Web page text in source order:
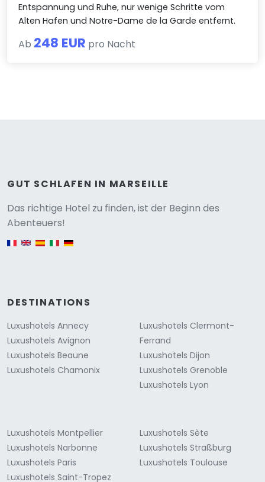
Entspannung und Ruhe, nur wenige Schritte vom
Alten Hafen und Notre-Dame de la Garde entfernt.
Ab 248 EUR pro Nacht
GUT SCHLAFEN IN MARSEILLE
Das richtige Hotel zu finden, ist der Beginn des
Abenteuers!
DESTINATIONS
Luxushotels Annecy
Luxushotels Avignon
Luxushotels Beaune
Luxushotels Chamonix
Luxushotels Clermont-
Ferrand
Luxushotels Dijon
Luxushotels Grenoble
Luxushotels Lyon
Luxushotels Montpellier
Luxushotels Narbonne
Luxushotels Paris
Luxushotels Saint-Tropez
Luxushotels Sète
Luxushotels Straßburg
Luxushotels Toulouse